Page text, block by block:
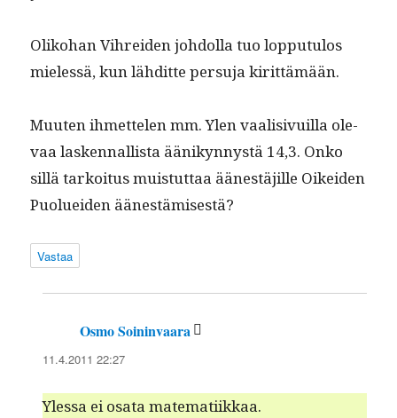
Oliko­han Vihrei­den johdol­la tuo lop­putu­los
mielessä, kun lähditte per­su­ja kirittämään.
Muuten ihmette­len mm. Ylen vaal­i­sivuil­la ole­
vaa lasken­nal­lista äänikyn­nys­tä 14,3. Onko
sil­lä tarkoi­tus muis­tut­taa äänestäjille Oikei­den
Puoluei­den äänestämisestä?
Vastaa
Osmo Soininvaara sanoo:
11.4.2011 22:27
Ylessa ei osa­ta matematiikkaa.